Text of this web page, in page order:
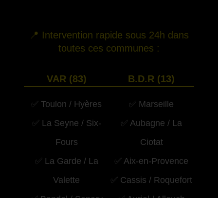
📍 Intervention rapide sous 24h dans
toutes ces communes :
VAR (83)
✅ Toulon / Hyères
✅ La Seyne / Six-
Fours
✅ La Garde / La
Valette
B.D.R (13)
✅ Marseille
✅ Aubagne / La
Ciotat
✅ Aix-en-Provence
✅ Cassis / Roquefort